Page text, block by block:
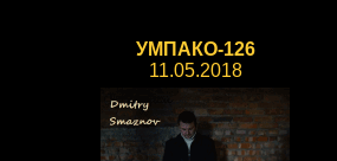
УМПАКО-126
11.05.2018